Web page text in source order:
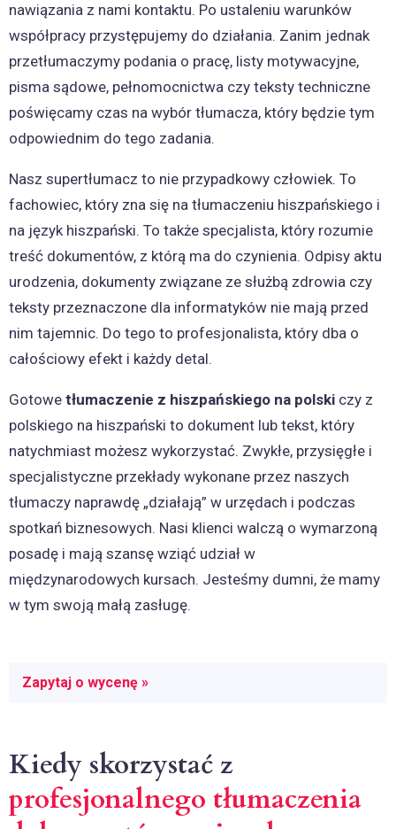
nawiązania z nami kontaktu. Po ustaleniu warunków
współpracy przystępujemy do działania. Zanim jednak
przetłumaczymy podania o pracę, listy motywacyjne,
pisma sądowe, pełnomocnictwa czy teksty techniczne
poświęcamy czas na wybór tłumacza, który będzie tym
odpowiednim do tego zadania.
Nasz supertłumacz to nie przypadkowy człowiek. To
fachowiec, który zna się na tłumaczeniu hiszpańskiego i
na język hiszpański. To także specjalista, który rozumie
treść dokumentów, z którą ma do czynienia. Odpisy aktu
urodzenia, dokumenty związane ze służbą zdrowia czy
teksty przeznaczone dla informatyków nie mają przed
nim tajemnic. Do tego to profesjonalista, który dba o
całościowy efekt i każdy detal.
Gotowe tłumaczenie z hiszpańskiego na polski czy z
polskiego na hiszpański to dokument lub tekst, który
natychmiast możesz wykorzystać. Zwykłe, przysięgłe i
specjalistyczne przekłady wykonane przez naszych
tłumaczy naprawdę „działają” w urzędach i podczas
spotkań biznesowych. Nasi klienci walczą o wymarzoną
posadę i mają szansę wziąć udział w
międzynarodowych kursach. Jesteśmy dumni, że mamy
w tym swoją małą zasługę.
Zapytaj o wycenę »
Kiedy skorzystać z
profesjonalnego tłumaczenia